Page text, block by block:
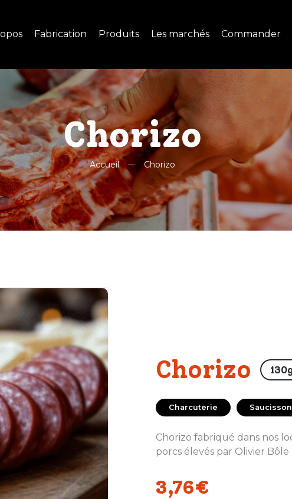
Fabrication Produits Les marchés Commander
Chorizo
Accueil Chorizo
Chorizo
Charcuterie Saucisson
Chorizo fabriqué dans nos
porcs élevés par Olivier Bôle
3,76€